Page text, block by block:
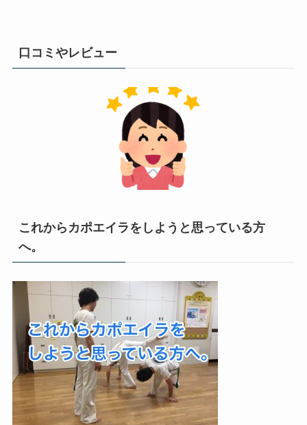
口コミやレビュー
これからカポエイラをしようと思っている方
へ。